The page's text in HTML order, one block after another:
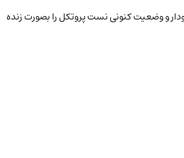
و وضعیت کنونی نست پروتکل را بصورت زنده